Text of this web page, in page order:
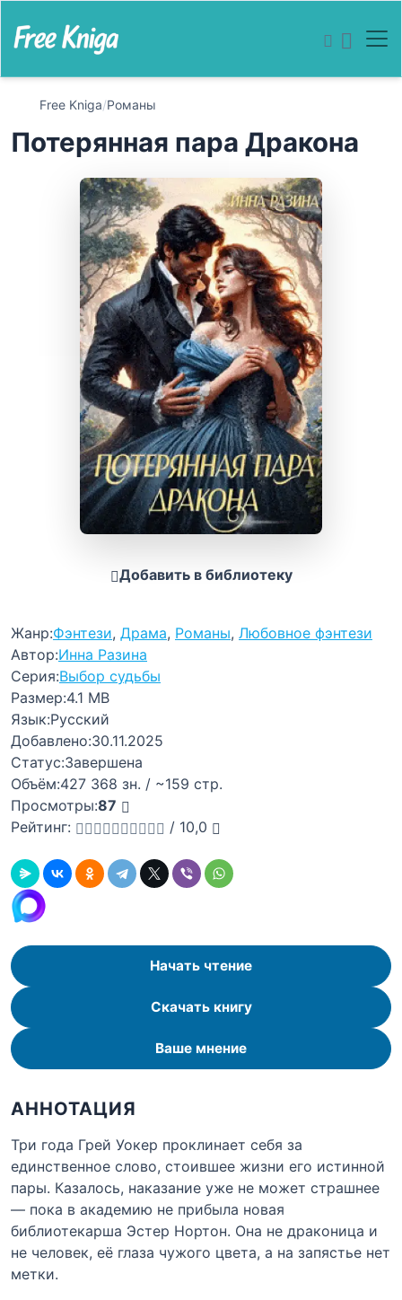
Free Kniga/Романы
Потерянная пара Дракона
Добавить в библиотеку
Жанр:Фэнтези, Драма, Романы, Любовное фэнтези
Автор:Инна Разина
Серия:Выбор судьбы
Размер:4.1 MB
Язык:Русский
Добавлено:30.11.2025
Статус:Завершена
Объём:427 368 зн. / ~159 стр.
Просмотры:87
Рейтинг:
/ 10,0
Начать чтение
Скачать книгу
Ваше мнение
АННОТАЦИЯ
Три года Грей Уокер проклинает себя за
единственное слово, стоившее жизни его истинной
пары. Казалось, наказание уже не может страшнее
— пока в академию не прибыла новая
библиотекарша Эстер Нортон. Она не драконица и
не человек, её глаза чужого цвета, а на запястье нет
метки.